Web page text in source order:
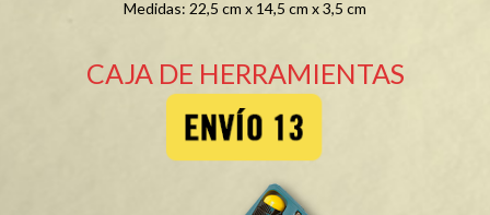
Medidas: 22,5 cm x 14,5 cm x 3,5 cm
CAJA DE HERRAMIENTAS